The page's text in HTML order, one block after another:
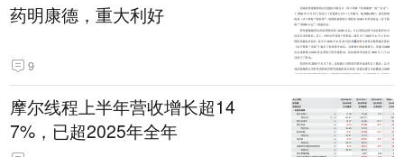
药明康德，重大利好
9
摩尔线程上半年营收增长超14
7%，已超2025年全年